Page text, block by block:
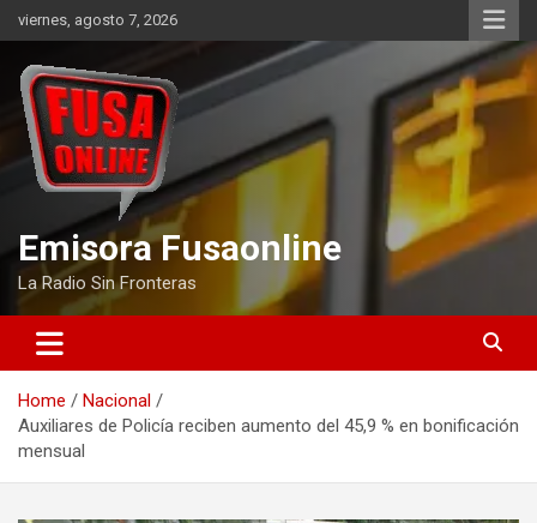
Skip
to
content
viernes, agosto 7, 2026
Emisora Fusaonline
La Radio Sin Fronteras
Home
Nacional
Auxiliares de Policía reciben aumento del 45,9 % en bonificación
mensual